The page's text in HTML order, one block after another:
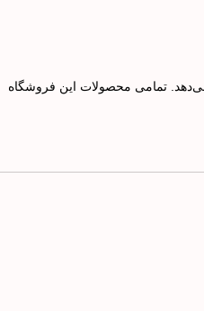
می‌دهد. تمامی محصولات این فروشگاه